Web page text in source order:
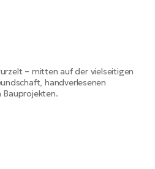
Glücksfall und wir können nur
eine Immobilie am Gardasee in
Tremosine sucht, diese Adresse
– mitten auf der vielseitigen
handverlesenen
Bauprojekten.